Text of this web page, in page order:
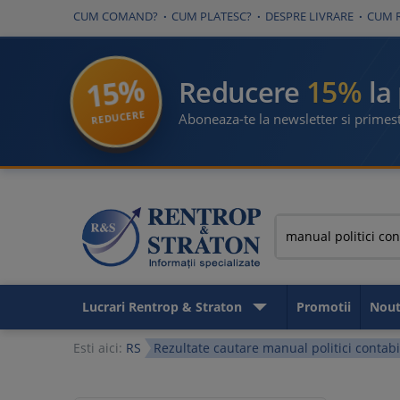
CUM COMAND? CUM PLATESC? DESPRE LIVRARE CUM
15%
REDUCERE
Reducere 15%
Aboneaza-te la newsletter si
Lucrari Rentrop & Straton Promotii
Esti aici: RS Rezultate cautare manual politici